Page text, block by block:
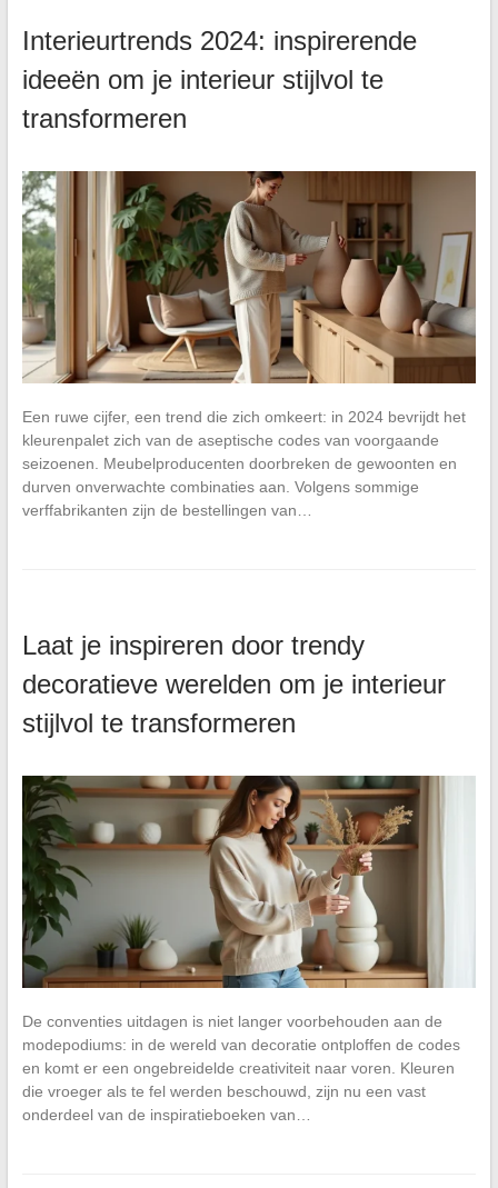
Interieurtrends 2024: inspirerende
ideeën om je interieur stijlvol te
transformeren
Een ruwe cijfer, een trend die zich omkeert: in 2024 bevrijdt het
kleurenpalet zich van de aseptische codes van voorgaande
seizoenen. Meubelproducenten doorbreken de gewoonten en
durven onverwachte combinaties aan. Volgens sommige
verffabrikanten zijn de bestellingen van…
Laat je inspireren door trendy
decoratieve werelden om je interieur
stijlvol te transformeren
De conventies uitdagen is niet langer voorbehouden aan de
modepodiums: in de wereld van decoratie ontploffen de codes
en komt er een ongebreidelde creativiteit naar voren. Kleuren
die vroeger als te fel werden beschouwd, zijn nu een vast
onderdeel van de inspiratieboeken van…